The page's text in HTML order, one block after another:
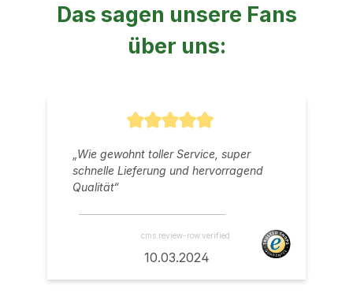
Das sagen unsere Fans
über uns:
„Wie gewohnt toller Service, super
schnelle Lieferung und hervorragend
Qualität“
cms.review-row.verified
10.03.2024